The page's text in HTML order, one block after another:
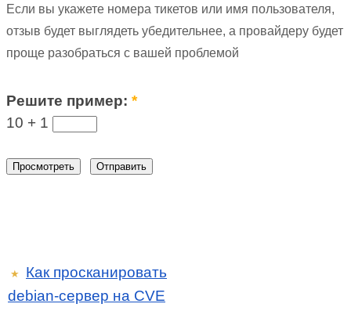
Если вы укажете номера тикетов или имя пользователя,
отзыв будет выглядеть убедительнее, а провайдеру будет
проще разобраться с вашей проблемой
Решите пример:*
10 + 1
★
Как просканировать
debian-сервер на CVE